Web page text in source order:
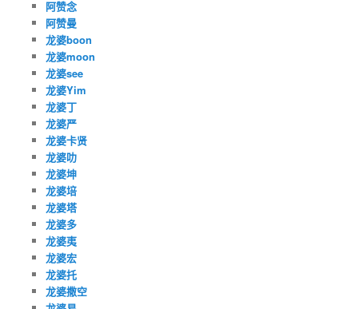
阿赞念
阿赞曼
龙婆boon
龙婆moon
龙婆see
龙婆Yim
龙婆丁
龙婆严
龙婆卡贤
龙婆叻
龙婆坤
龙婆培
龙婆塔
龙婆多
龙婆夷
龙婆宏
龙婆托
龙婆撒空